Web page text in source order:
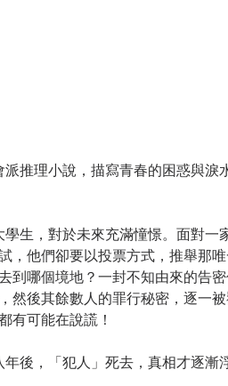
，他們卻要以投票方式，推舉那
到哪個境地？一封不知由來的告
然後其餘數人的罪行秘密，逐一
有可能在說謊！
年後，「犯人」死去，真相才逐漸